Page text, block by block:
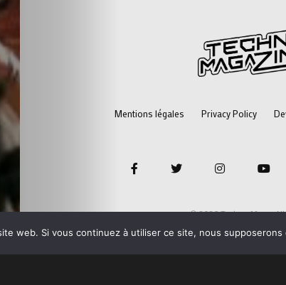
Mentions légales Privacy Policy
© 2026 Techno Mag - All
web. Si vous continuez à utiliser ce site, nous